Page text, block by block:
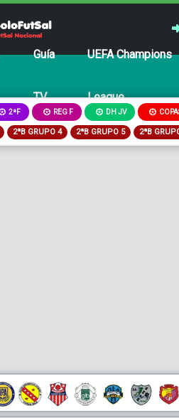
Guía
TV
UEFA Champions
League
2ªF REG F DH JV
2ªB GRUPO 4 2ªB GRUPO 5 2ªB